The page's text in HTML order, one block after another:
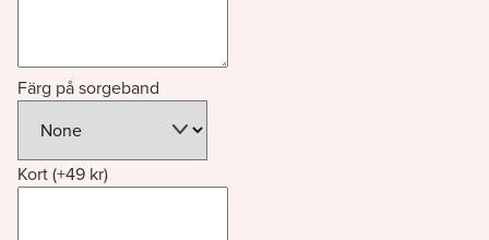
Färg på sorgeband
Kort(+49 kr)